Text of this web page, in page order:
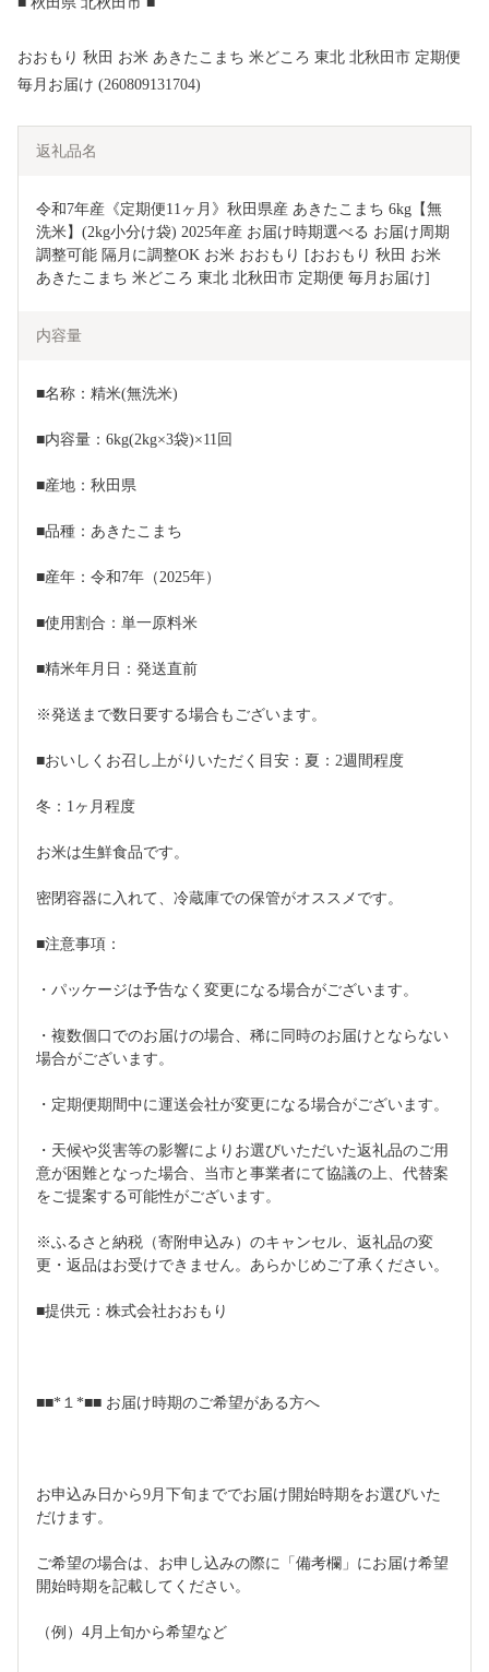
おおもり 秋田 お米 あきたこまち 米どころ 東北 北秋田市 定期便
毎月お届け (260809131704)
返礼品名
令和7年産《定期便11ヶ月》秋田県産 あきたこまち 6kg【無
洗米】(2kg小分け袋) 2025年産 お届け時期選べる お届け周期
調整可能 隔月に調整OK お米 おおもり [おおもり 秋田 お米
あきたこまち 米どころ 東北 北秋田市 定期便 毎月お届け]
内容量
■名称：精米(無洗米)
■内容量：6kg(2kg×3袋)×11回
■産地：秋田県
■品種：あきたこまち
■産年：令和7年（2025年）
■使用割合：単一原料米
■精米年月日：発送直前
※発送まで数日要する場合もございます。
■おいしくお召し上がりいただく目安：夏：2週間程度
冬：1ヶ月程度
お米は生鮮食品です。
密閉容器に入れて、冷蔵庫での保管がオススメです。
■注意事項：
・パッケージは予告なく変更になる場合がございます。
・複数個口でのお届けの場合、稀に同時のお届けとならない
場合がございます。
・定期便期間中に運送会社が変更になる場合がございます。
・天候や災害等の影響によりお選びいただいた返礼品のご用
意が困難となった場合、当市と事業者にて協議の上、代替案
をご提案する可能性がございます。
※ふるさと納税（寄附申込み）のキャンセル、返礼品の変
更・返品はお受けできません。あらかじめご了承ください。
■提供元：株式会社おおもり
■■*１*■■ お届け時期のご希望がある方へ
お申込み日から9月下旬まででお届け開始時期をお選びいた
だけます。
ご希望の場合は、お申し込みの際に「備考欄」にお届け希望
開始時期を記載してください。
（例）4月上旬から希望など